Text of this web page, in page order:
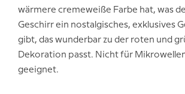
wärmere cremeweiße Farbe hat, was
Geschirr ein nostalgisches, exklusives
gibt, das wunderbar zu der roten und
Dekoration passt. Nicht für
geeignet.